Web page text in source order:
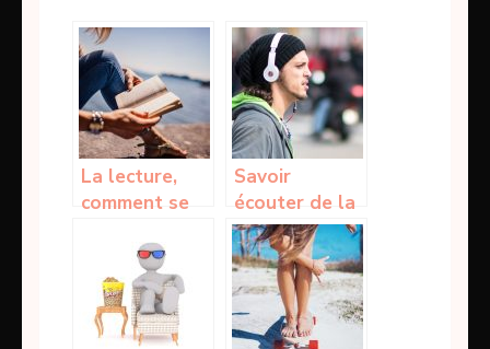
La lecture,
comment se
ça? Petits
conseils
Savoir
écouter de la
musique dans
le casque